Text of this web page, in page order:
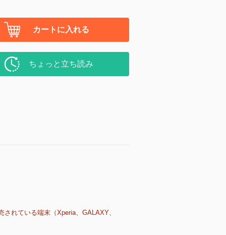
カートに入れる
ちょっと立ち読み
れている端末（Xperia、GALAXY、